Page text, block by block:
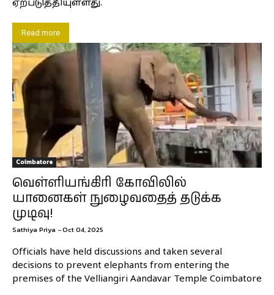
ஏற்படுத்தியுள்ளது.
Read more
Coimbatore
வெள்ளியங்கிரி கோவிலில்
யானைகள் நுழைவதைத் தடுக்க
முடிவு!
Sathiya Priya -Oct 04, 2025
Officials have held discussions and taken several
decisions to prevent elephants from entering the
premises of the Velliangiri Aandavar Temple Coimbatore